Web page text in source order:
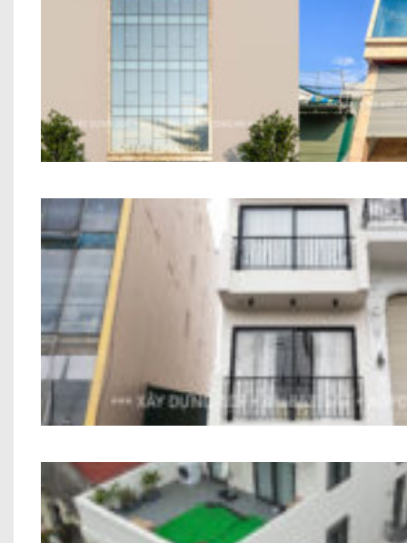
Nhà Ở Kết Hợp Văn Phòng Anh Phùng
Công Trình Nhà Phố Hiện Đại 6 Tầng Anh